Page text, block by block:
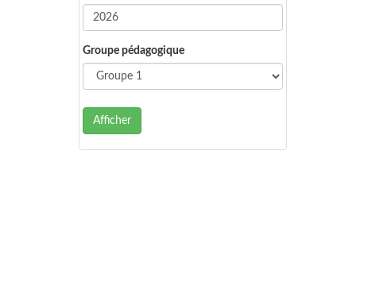
Groupe pédagogique
Afficher